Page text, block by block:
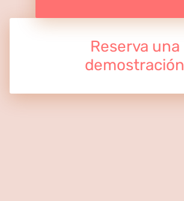
Reserva una
demostración